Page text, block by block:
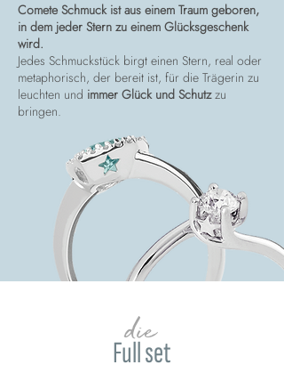
Comete Schmuck ist aus einem Traum geboren,
in dem jeder Stern zu einem Glücksgeschenk
wird.
Jedes Schmuckstück birgt einen Stern, real oder
metaphorisch, der bereit ist, für die Trägerin zu
leuchten und immer Glück und Schutzzu
bringen.
Full set
die